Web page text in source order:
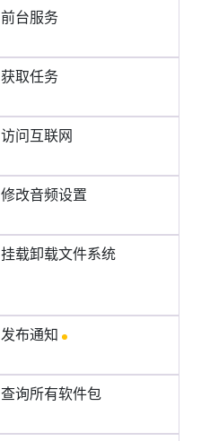
前台服务
获取任务
访问互联网
修改音频设置
挂载卸载文件系统
发布通知
查询所有软件包